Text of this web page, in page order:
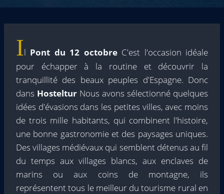
Il Pont du 12 octobreC'est l'occasion idéale
pour échapper à la routine et découvrir la
tranquillité des beaux peuples d'Espagne. Donc
dans Hosteltur Nous avons sélectionné quelques
idées d'évasions dans les petites villes, avec moins
de trois mille habitants, qui combinent l'histoire,
une bonne gastronomie et des paysages uniques.
Des villages médiévaux qui semblent détenus au fil
du temps aux villages blancs, aux enclaves de
marins ou aux coins de montagne, ils
représentent tous le meilleur du tourisme rural en